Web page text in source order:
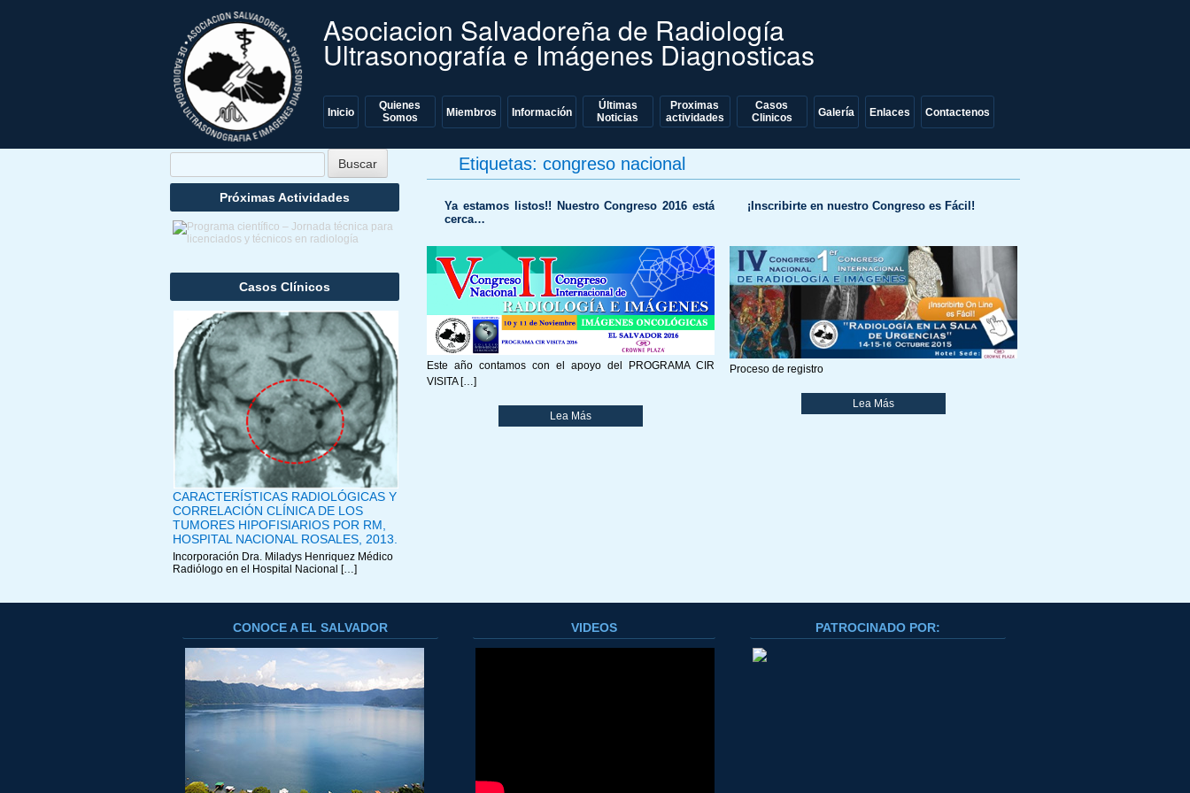
Asociacion Salvadoreña de Radiología
Ultrasonografía e Imágenes Diagnosticas
Menu
Skip to content
Inicio
Quienes
Somos
Miembros Información
Últimas
Noticias
Proximas
actividades
Casos
Clinicos
Galería Enlaces Contactenos
Próximas Actividades
Casos Clínicos
CARACTERÍSTICAS RADIOLÓGICAS Y
CORRELACIÓN CLÍNICA DE LOS
TUMORES HIPOFISIARIOS POR RM,
HOSPITAL NACIONAL ROSALES, 2013.
Incorporación Dra. Miladys Henriquez Médico
Radiólogo en el Hospital Nacional […]
Etiquetas: congreso nacional
Ya estamos listos!! Nuestro Congreso 2016 está
cerca…
Este año contamos con el apoyo del PROGRAMA CIR
VISITA […]
Lea Más
¡Inscribirte en nuestro Congreso es Fácil!
Proceso de registro
Lea Más
CONOCE A EL SALVADOR VIDEOS PATROCINADO POR: